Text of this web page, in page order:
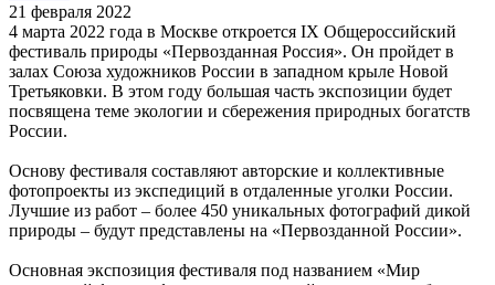
21 февраля 2022
4 марта 2022 года в Москве откроется IX Общероссийский
фестиваль природы «Первозданная Россия». Он пройдет в
залах Союза художников России в западном крыле Новой
Третьяковки. В этом году большая часть экспозиции будет
посвящена теме экологии и сбережения природных богатств
России.
Основу фестиваля составляют авторские и коллективные
фотопроекты из экспедиций в отдаленные уголки России.
Лучшие из работ – более 450 уникальных фотографий дикой
природы – будут представлены на «Первозданной России».
Основная экспозиция фестиваля под названием «Мир